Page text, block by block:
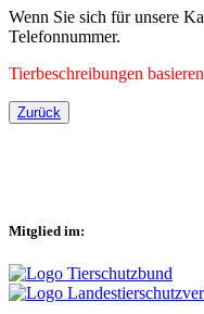
Wenn Sie sich für unsere
Telefonnummer.
Tierbeschreibungen
Zurück
Mitglied im: